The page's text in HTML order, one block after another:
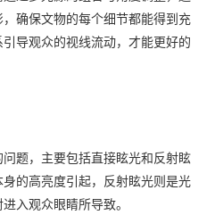
确保文物的每个细节都能得到充
导观众的视线流动，才能更好的
题，主要包括直接眩光和反射眩
的高亮度引起，反射眩光则是光
入观众眼睛所导致。